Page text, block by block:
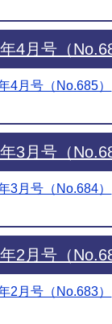
4月号（
4月号（No.685）
3月号（
3月号（No.684）
2月号（
2月号（No.683）